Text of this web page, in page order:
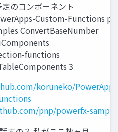
のコンポーネント
Custom-Functions
ConvertBaseNumber
functions
3
koruneko/
pnp/powerfx-